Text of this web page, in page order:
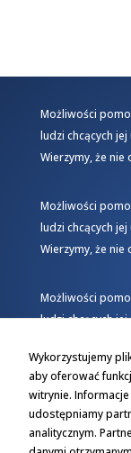
Możliwości
ludzi chcących jej
Wierzymy, że
Możliwości
ludzi chcących jej
Wierzymy, że
Możliwości
ludzi chcących jej
Wykorzystujemy
aby oferować
witrynie.
udostępniamy
analitycznym.